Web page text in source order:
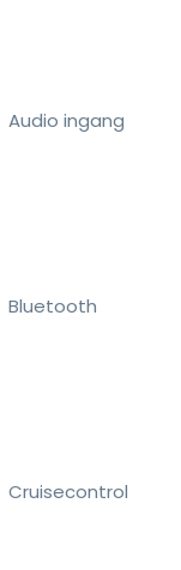
Audio ingang
Bluetooth
Cruisecontrol